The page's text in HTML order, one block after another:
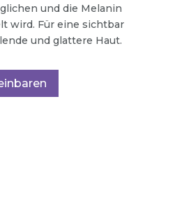
und die Melanin
wird. Für eine sichtbar
und glattere Haut.